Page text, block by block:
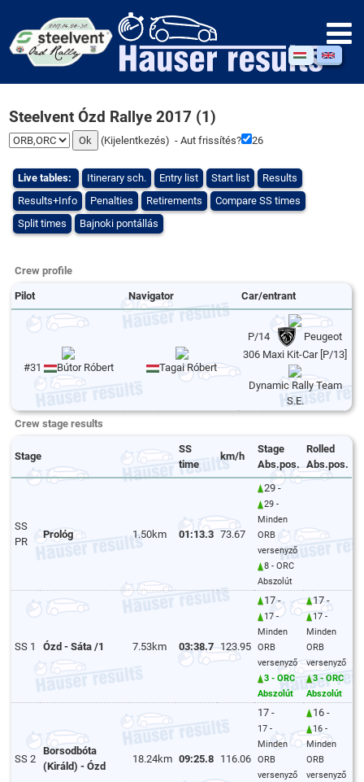
Steelvent Ózd Rallye 2017 (1)
(Kijelentkezés) - Aut frissítés? 26
Live tables: Itinerary sch. Entry list Start list
Results
Results+Info
Penalties Retirements
Compare SS times
Split times
Bajnoki pontállás
Crew profile
Pilot Navigator Car/entrant
#31 Bútor Róbert Tagai Róbert
P/14
Peugeot
306 Maxi Kit-Car [P/13]
Dynamic Rally Team
S.E.
Crew stage results
Stage
SS
time
km/h
Stage
Abs.pos.
Rolled
Abs.pos.
SS
PR
Prológ 1.50km 01:13.3 73.67
29 -
29 -
Minden
ORB
versenyző
8 - ORC
Abszolút
SS 1 Ózd - Sáta /1 7.53km 03:38.7 123.95
17 -
17 -
Minden
ORB
versenyző
3 - ORC
Abszolút
17 -
17 -
Minden
ORB
versenyző
3 - ORC
Abszolút
SS 2
Borsodbóta
(Királd) - Ózd
18.24km 09:25.8 116.06
17 -
17 -
Minden
ORB
versenyző
16 -
16 -
Minden
ORB
versenyző